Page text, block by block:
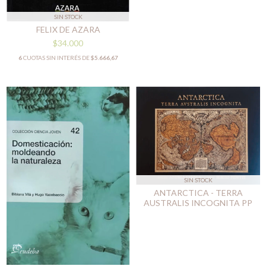
SIN STOCK
FELIX DE AZARA
$34.000
6CUOTAS SIN INTERÉS DE$5.666,67
SIN STOCK
ANTARCTICA - TERRA
AUSTRALIS INCOGNITA PP